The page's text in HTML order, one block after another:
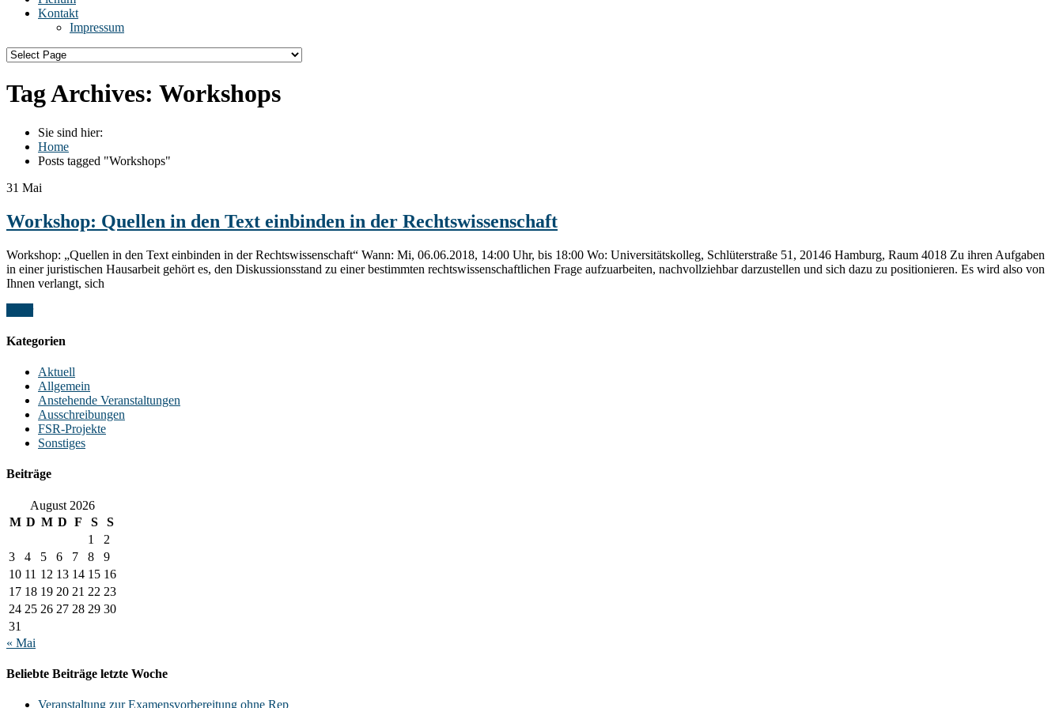
Kontakt
Impressum
Tag Archives: Workshops
Sie sind hier:
Home
Posts tagged "Workshops"
31 Mai
Workshop: Quellen in den Text einbinden in der Rechtswissenschaft
Workshop: „Quellen in den Text einbinden in der Rechtswissenschaft“ Wann: Mi, 06.06.2018, 14:00 Uhr, bis 18:00 Wo: Universitätskolleg, Schlüterstraße 51, 20146 Hamburg, Raum 4018 Zu ihren Aufgaben
in einer juristischen Hausarbeit gehört es, den Diskussionsstand zu einer bestimmten rechtswissenschaftlichen Frage aufzuarbeiten, nachvollziehbar darzustellen und sich dazu zu positionieren. Es wird also von
Ihnen verlangt, sich
Kategorien
Aktuell
Allgemein
Anstehende Veranstaltungen
Ausschreibungen
FSR-Projekte
Sonstiges
Beiträge
August 2026
M D M D F S
S
1
2
3
4 5 6 7 8
9
10 11 12 13 14 15 16
17 18 19 20 21 22 23
24 25 26 27 28 29 30
31
« Mai
Beliebte Beiträge letzte Woche
Veranstaltung zur Examensvorbereitung ohne Rep